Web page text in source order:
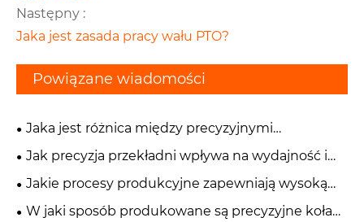
Następny :
Jaka jest zasada pracy wału PTO?
Powiązane wiadomości
Jaka jest różnica między precyzyjnymi
przekładniami śrubowymi a zębatkami czołowymi?
Jak precyzja przekładni wpływa na wydajność i
niezawodność sprzętu?
Jakie procesy produkcyjne zapewniają wysoką
dokładność precyzyjnych kół zębatych?
W jaki sposób produkowane są precyzyjne koła